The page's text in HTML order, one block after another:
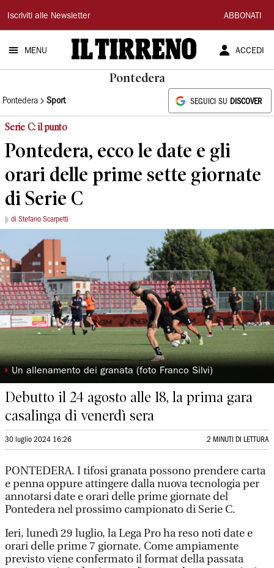
Il
Tirreno
Iscriviti alle Newsletter ABBONATI
MENU ACCEDI
Pontedera
Pontedera Sport SEGUICI SU DISCOVER
Serie C: il punto
Pontedera, ecco le date e gli
orari delle prime sette giornate
di Serie C
di Stefano Scarpetti
◗ Un allenamento dei granata (foto Franco Silvi)
Debutto il 24 agosto alle 18, la prima gara
casalinga di venerdì sera
30 luglio 2024 16:26 2 MINUTI DI LETTURA
PONTEDERA. I tifosi granata possono prendere carta
e penna oppure attingere dalla nuova tecnologia per
annotarsi date e orari delle prime giornate del
Pontedera nel prossimo campionato di Serie C.
Ieri, lunedì 29 luglio, la Lega Pro ha reso noti date e
orari delle prime 7 giornate. Come ampiamente
previsto viene confermato il format della passata